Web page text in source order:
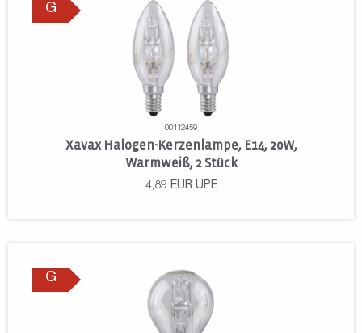
G
00112459
Xavax Halogen-Kerzenlampe, E14, 20W,
Warmweiß, 2 Stück
4,89 EUR UPE
G